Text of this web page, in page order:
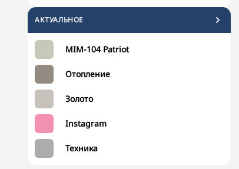
АКТУАЛЬНОЕ
MIM-104 Patriot
Отопление
Золото
Instagram
Техника